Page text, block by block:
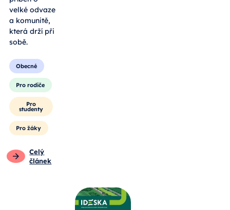
velké odvaze
a komunitě,
která drží při
sobě.
Obecné
Pro rodiče
Pro
studenty
Pro žáky
Celý
článek